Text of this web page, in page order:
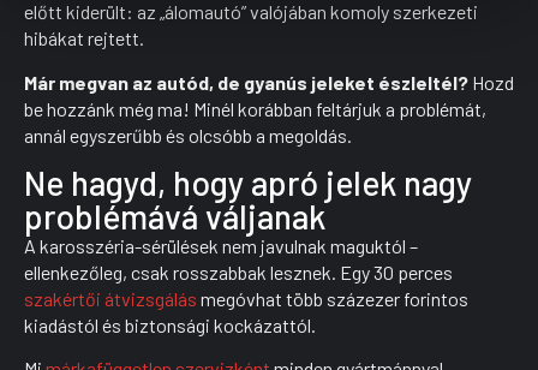
előtt kiderült: az „álomautó” valójában komoly szerkezeti
hibákat rejtett.
Már megvan az autód, de gyanús jeleket észleltél? Hozd
be hozzánk még ma! Minél korábban feltárjuk a problémát,
annál egyszerűbb és olcsóbb a megoldás.
Ne hagyd, hogy apró jelek nagy
problémává váljanak
A karosszéria-sérülések nem javulnak maguktól –
ellenkezőleg, csak rosszabbak lesznek. Egy 30 perces
szakértői átvizsgálás megóvhat több százezer forintos
kiadástól és biztonsági kockázattól.